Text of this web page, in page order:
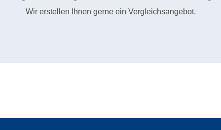
Wir erstellen Ihnen gerne ein Vergleichsangebot.